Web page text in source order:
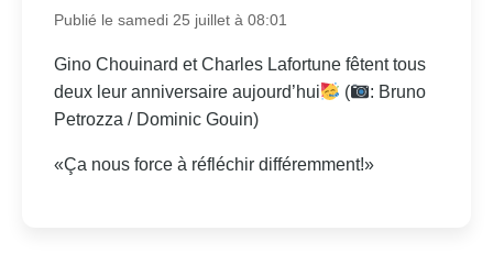
Publié le samedi 25 juillet à 08:01
Gino Chouinard et Charles Lafortune fêtent tous
deux leur anniversaire aujourd’hui
(
: Bruno
Petrozza / Dominic Gouin)
«Ça nous force à réfléchir différemment!»